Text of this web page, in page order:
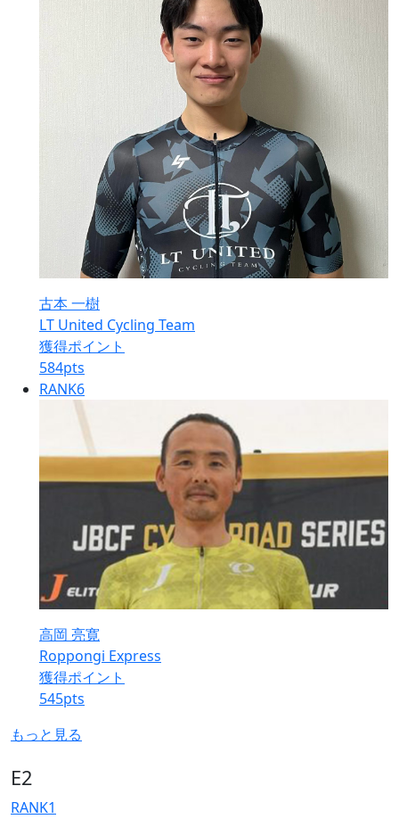
古本 一樹
LT United Cycling Team
獲得ポイント
584pts
RANK6
高岡 亮寛
Roppongi Express
獲得ポイント
545pts
もっと見る
E2
RANK1